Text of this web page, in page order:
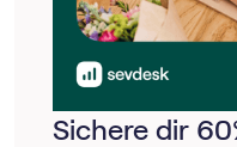
Sichere dir